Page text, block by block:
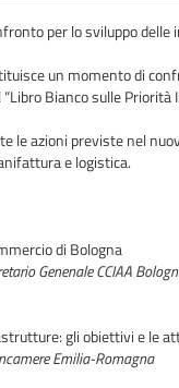
per lo sviluppo
un momento di
Bianco sulle
le azioni previste nel
e logistica.
di Bologna
Genenale CCIAA
gli obiettivi e le
Emilia-Romagna